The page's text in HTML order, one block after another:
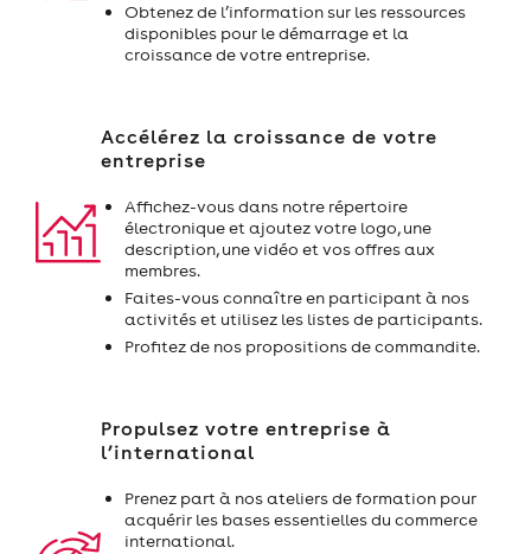
Obtenez de l’information sur les ressources
disponibles pour le démarrage et la
croissance de votre entreprise.
Accélérez la croissance de votre
entreprise
Affichez-vous dans notre répertoire
électronique et ajoutez votre logo, une
description, une vidéo et vos offres aux
membres.
Faites-vous connaître en participant à nos
activités et utilisez les listes de participants.
Profitez de nos propositions de commandite.
Propulsez votre entreprise à
l’international
Prenez part à nos ateliers de formation pour
acquérir les bases essentielles du commerce
international.